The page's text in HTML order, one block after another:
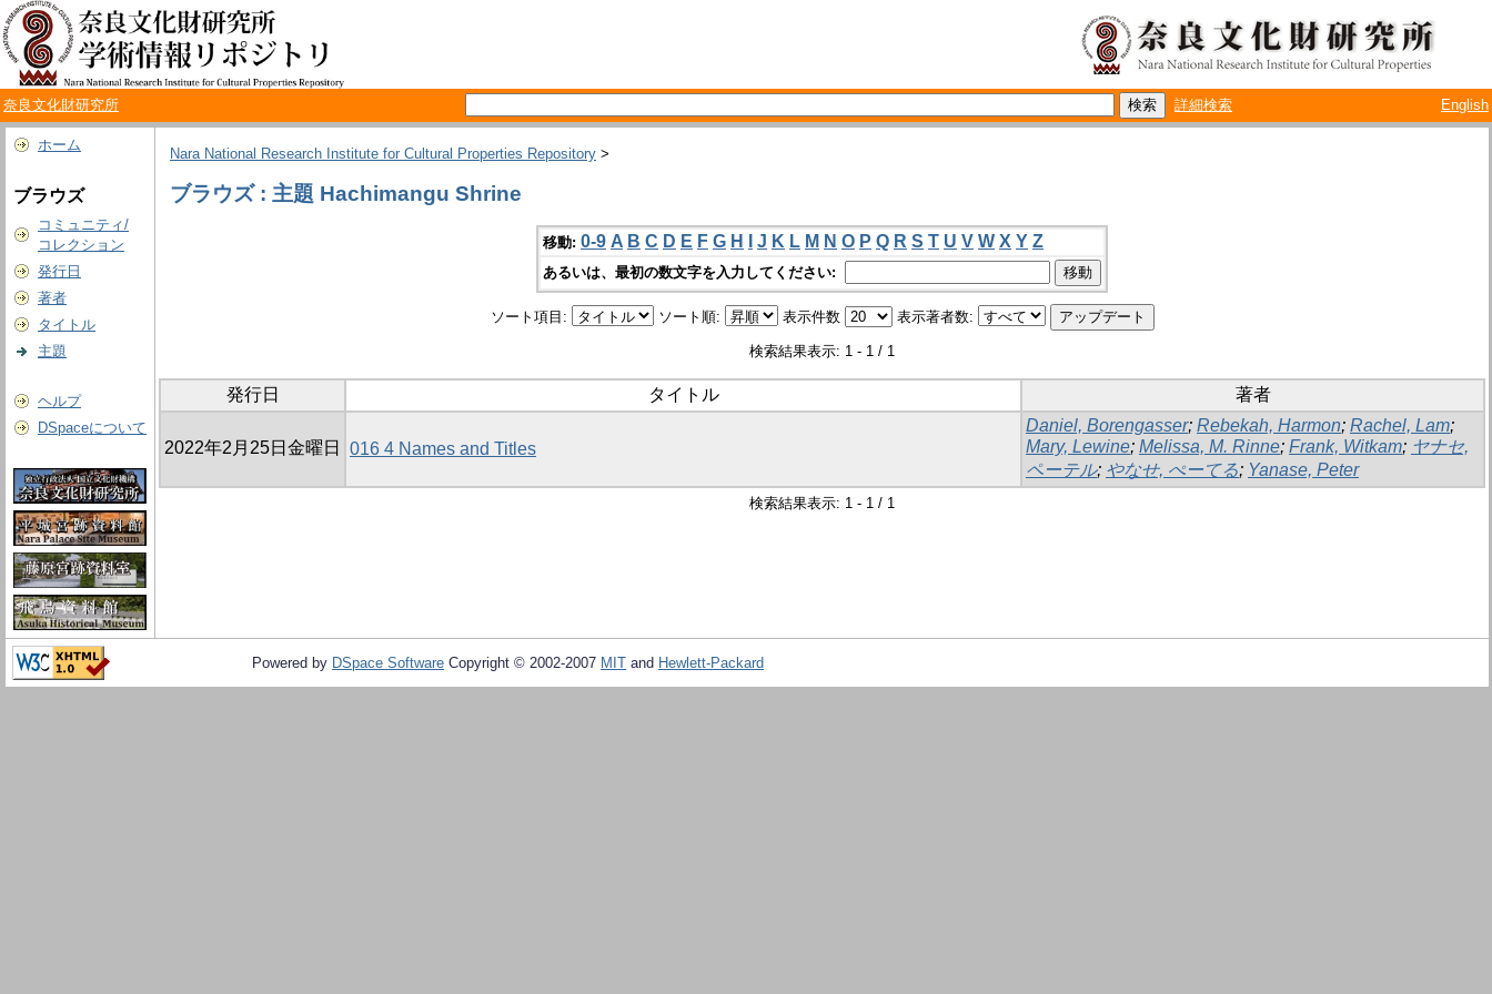
奈良文化財研究所 詳細検索 English
ホーム
ブラウズ
コミュニティ/
コレクション
発行日
著者
タイトル
主題
ヘルプ
DSpaceについて
Nara National Research Institute for Cultural Properties Repository >
ブラウズ : 主題 Hachimangu Shrine
移動: 0-9 A B C D E F G H J K L M N O P Q R S T U V W X Y Z
あるいは、最初の数文字を入力してください:
ソート項目: ソート順: 表示件数 表示著者数:
検索結果表示: 1 - 1 / 1
発行日 タイトル 著者
2022年2月25日金曜日 016 4 Names and Titles
Daniel, Borengasser; Rebekah, Harmon; Rachel, Lam;
Mary, Lewine; Melissa, M. Rinne; Frank, Witkam; ヤナセ,
ペーテル; やなせ, ぺーてる; Yanase, Peter
検索結果表示: 1 - 1 / 1
Powered by DSpace Software Copyright © 2002-2007 MIT and Hewlett-Packard